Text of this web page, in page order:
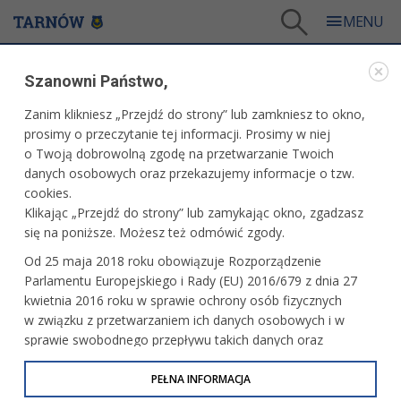
O PROJEKCIE ENOTARNOWSKIE
PROJEKT:„Rozwój oferty turystycznej Aglomeracji
Tarnowskiej w oparciu o markę EnoTarnowskie”
dofinansowany w ramach ProgramuFundusze
Europejskie dla Małopolski 2021-2027,
Priorytet7 Fundusze europejskie dla wspólnot
lokalnych, Działanie7.2 ZIT - Wsparcie oddolnych
Szanowni Państwo,
Zanim klikniesz „Przejdź do strony” lub zamkniesz to okno,
prosimy o przeczytanie tej informacji. Prosimy w niej
o Twoją dobrowolną zgodę na przetwarzanie Twoich
danych osobowych oraz przekazujemy informacje o tzw.
cookies.
Klikając „Przejdź do strony” lub zamykając okno, zgadzasz
się na poniższe. Możesz też odmówić zgody.
Od 25 maja 2018 roku obowiązuje Rozporządzenie
Parlamentu Europejskiego i Rady (EU) 2016/679 z dnia 27
kwietnia 2016 roku w sprawie ochrony osób fizycznych
w związku z przetwarzaniem ich danych osobowych i w
sprawie swobodnego przepływu takich danych oraz
uchylenia dyrektywy 95/46/WE (określane jako RODO, GDPR
lub Ogólne Rozporządzenie o Ochronie Danych
PEŁNA INFORMACJA